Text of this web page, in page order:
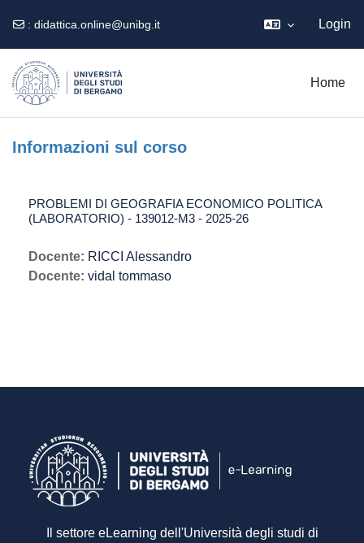
: didattica.online@unibg.it Login
Home
Informazioni sul corso
PROBLEMI DI GEOGRAFIA ECONOMICO POLITICA
(LABORATORIO) - 139012-M3 - 2025-26
Docente: RICCI Alessandro
Docente: vidal tommaso
Il settore eLearning dell'Università degli studi di